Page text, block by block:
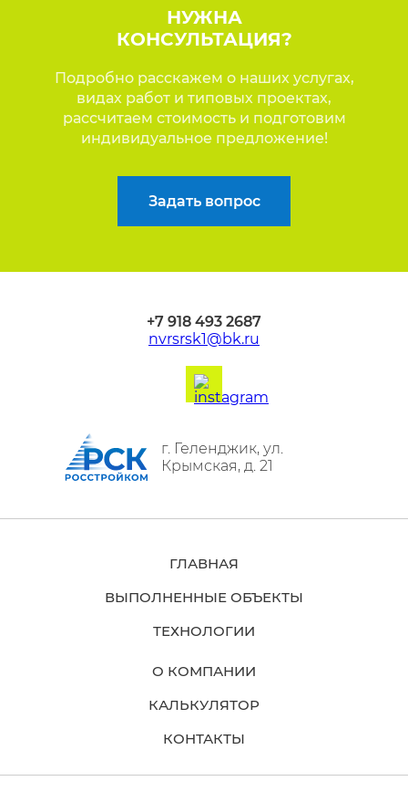
НУЖНА
КОНСУЛЬТАЦИЯ?
Подробно расскажем о наших услугах,
видах работ и типовых проектах,
рассчитаем стоимость и подготовим
индивидуальное предложение!
Задать вопрос
г. Геленджик, ул.
Крымская, д. 21
ГЛАВНАЯ
ВЫПОЛНЕННЫЕ ОБЪЕКТЫ
ТЕХНОЛОГИИ
О КОМПАНИИ
КАЛЬКУЛЯТОР
КОНТАКТЫ
+7 918 493 2687
nvrsrsk1@bk.ru